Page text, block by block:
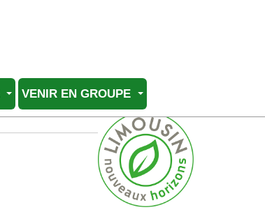
VENIR EN GROUPE